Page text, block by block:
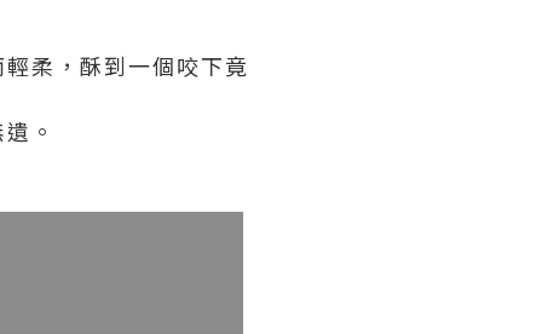
柔，酥到一個咬下竟
。